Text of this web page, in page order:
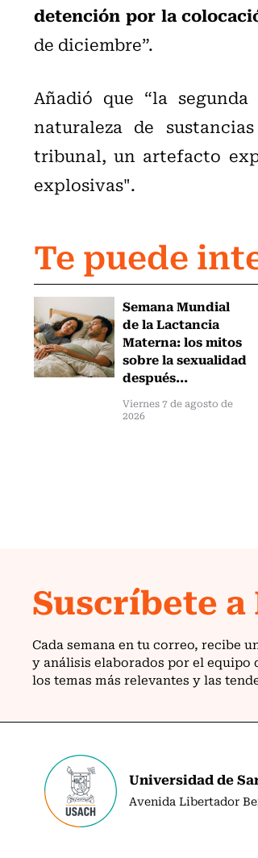
detención por la
de diciembre”.
Añadió que “la
naturaleza de
tribunal, un artefacto
explosivas".
Te puede
Semana Mundial
de la Lactancia
Materna: los mitos
sobre la sexualidad
después...
Viernes 7 de agosto de
2026
Universidad de
Avenida Libertador